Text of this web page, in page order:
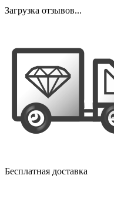
Загрузка отзывов...
Бесплатная доставка